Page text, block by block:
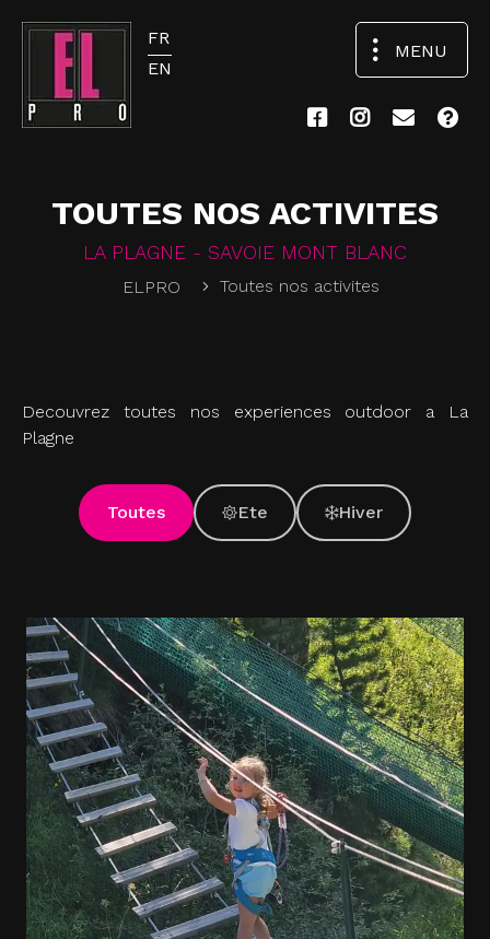
FR
EN
MENU
TOUTES NOS ACTIVITES
LA PLAGNE - SAVOIE MONT BLANC
ELPRO Toutes nos activites
Decouvrez toutes nos experiences outdoor a La
Plagne
Toutes Ete Hiver